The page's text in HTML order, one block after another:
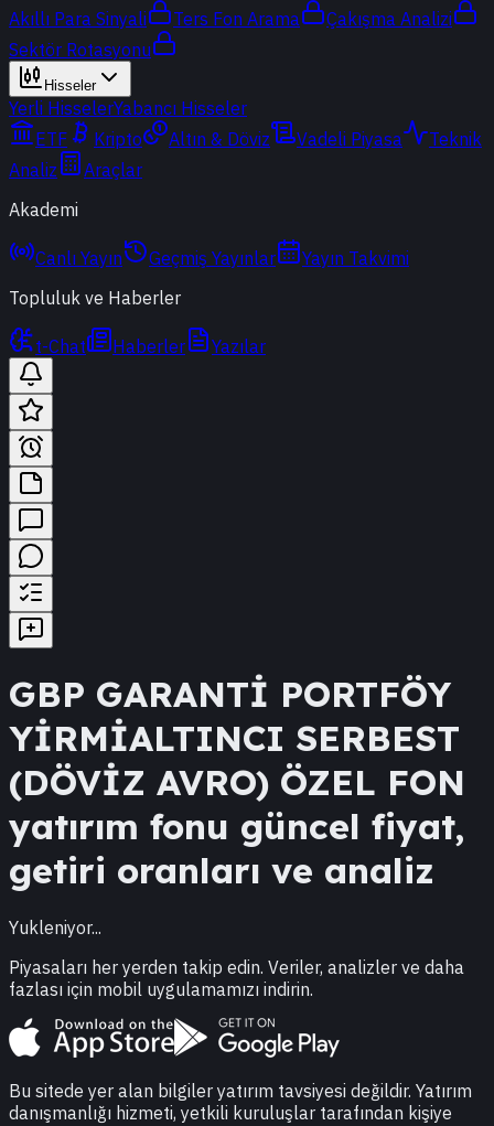
Akıllı Para Sinyali
Ters Fon Arama
Çakışma Analizi
Sektör Rotasyonu
Hisseler
Yerli HisselerYabancı Hisseler
ETF
Kripto Altın & Döviz Vadeli Piyasa
Teknik
Analiz
Araçlar
Akademi
Canlı Yayın Geçmiş Yayınlar
Yayın Takvimi
Topluluk ve Haberler
t-Chat Haberler Yazılar
GBP GARANTİ PORTFÖY
YİRMİALTINCI SERBEST
(DÖVİZ AVRO) ÖZEL FON
yatırım fonu güncel fiyat,
getiri oranları ve analiz
Yukleniyor...
Piyasaları her yerden takip edin. Veriler, analizler ve daha
fazlası için mobil uygulamamızı indirin.
Bu sitede yer alan bilgiler yatırım tavsiyesi değildir. Yatırım
danışmanlığı hizmeti, yetkili kuruluşlar tarafından kişiye